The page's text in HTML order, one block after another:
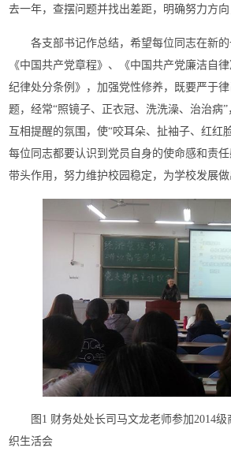
去一年，查摆问题并找出差距，明确努力方向
各支部书记作总结，希望每位同志在新
《中国共产党章程》、《中国共产党廉洁自
纪律处分条例》，加强党性修养，既要严于
题，经常“照镜子、正衣冠、洗洗澡、治治病”
互相提醒的氛围，使“咬耳朵、扯袖子、红红
每位同志都要认识到党员自身的使命感和责
带头作用，努力维护校园稳定，为学校发展做
图1 财务处处长司马文龙老师参加2014
织生活会